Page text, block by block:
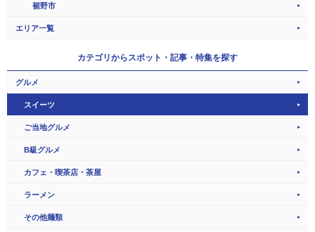
裾野市
エリア一覧
カテゴリからスポット・記事・特集を探す
グルメ
スイーツ
ご当地グルメ
B級グルメ
カフェ・喫茶店・茶屋
ラーメン
その他麺類